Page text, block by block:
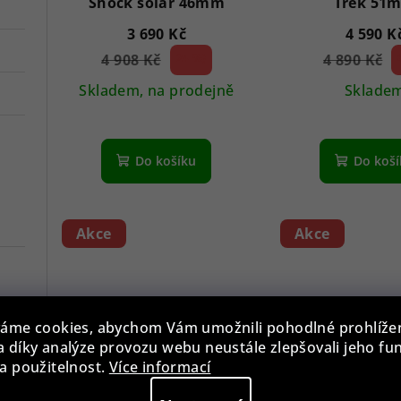
cookies, abychom Vám umožnili pohodlné
díky analýze provozu webu neustále zlepšovali jeho
použitelnost. Více informací
3 690 Kč
4 908 Kč
Skladem, na prodejně
Do košíku
4 590
4 890 Kč
je
Do
Akce
Casio A168XESG-9AEF
Akce